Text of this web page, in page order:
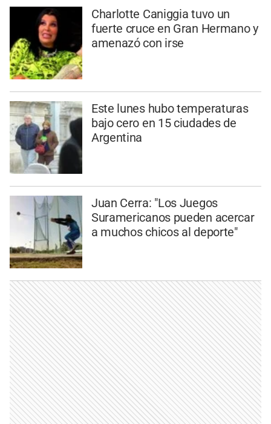
Charlotte Caniggia tuvo un
fuerte cruce en Gran Hermano y
amenazó con irse
Este lunes hubo temperaturas
bajo cero en 15 ciudades de
Argentina
Juan Cerra: "Los Juegos
Suramericanos pueden acercar
a muchos chicos al deporte"